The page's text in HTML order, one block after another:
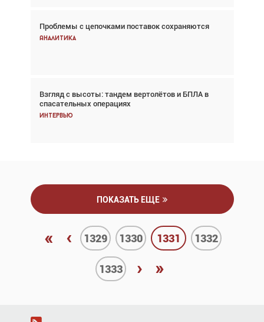
Проблемы с цепочками поставок сохраняются
Аналитика
Взгляд с высоты: тандем вертолётов и БПЛА в
спасательных операциях
Интервью
Впервые с 2024 года глобальный трафик
снижается три недели подряд
Частный самолёт – это актив. Подходите к
покупке соответствующим образом
Интервью
ПОКАЗАТЬ ЕЩЕ
« ‹ 1329 1330 1331 1332
1333 › »